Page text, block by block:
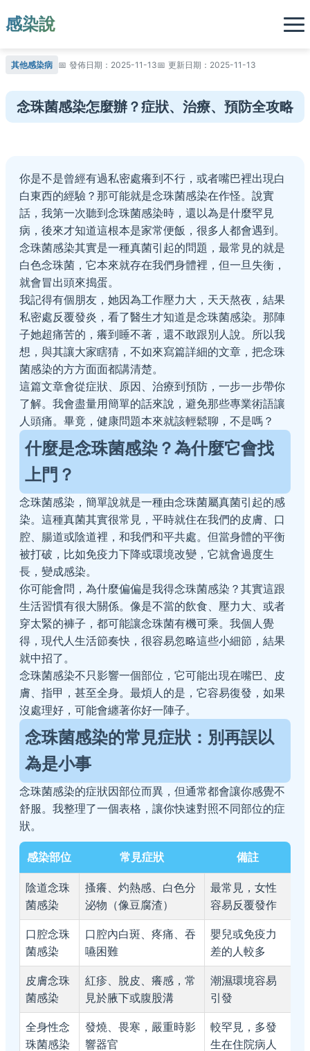
感染說
其他感染病 發佈日期：2025-11-13 更新日期：2025-11-13
念珠菌感染怎麼辦？症狀、治療、預防全攻略
你是不是曾經有過私密處癢到不行，或者嘴巴裡出現白
白東西的經驗？那可能就是念珠菌感染在作怪。說實
話，我第一次聽到念珠菌感染時，還以為是什麼罕見
病，後來才知道這根本是家常便飯，很多人都會遇到。
念珠菌感染其實是一種真菌引起的問題，最常見的就是
白色念珠菌，它本來就存在我們身體裡，但一旦失衡，
就會冒出頭來搗蛋。
我記得有個朋友，她因為工作壓力大，天天熬夜，結果
私密處反覆發炎，看了醫生才知道是念珠菌感染。那陣
子她超痛苦的，癢到睡不著，還不敢跟別人說。所以我
想，與其讓大家瞎猜，不如來寫篇詳細的文章，把念珠
菌感染的方方面面都講清楚。
這篇文章會從症狀、原因、治療到預防，一步一步帶你
了解。我會盡量用簡單的話來說，避免那些專業術語讓
人頭痛。畢竟，健康問題本來就該輕鬆聊，不是嗎？
什麼是念珠菌感染？為什麼它會找
上門？
念珠菌感染，簡單說就是一種由念珠菌屬真菌引起的感
染。這種真菌其實很常見，平時就住在我們的皮膚、口
腔、腸道或陰道裡，和我們和平共處。但當身體的平衡
被打破，比如免疫力下降或環境改變，它就會過度生
長，變成感染。
你可能會問，為什麼偏偏是我得念珠菌感染？其實這跟
生活習慣有很大關係。像是不當的飲食、壓力大、或者
穿太緊的褲子，都可能讓念珠菌有機可乘。我個人覺
得，現代人生活節奏快，很容易忽略這些小細節，結果
就中招了。
念珠菌感染不只影響一個部位，它可能出現在嘴巴、皮
膚、指甲，甚至全身。最煩人的是，它容易復發，如果
沒處理好，可能會纏著你好一陣子。
念珠菌感染的常見症狀：別再誤以
為是小事
念珠菌感染的症狀因部位而異，但通常都會讓你感覺不
舒服。我整理了一個表格，讓你快速對照不同部位的症
狀。
感染部位 常見症狀 備註
陰道念珠
菌感染
搔癢、灼熱感、白色分
泌物（像豆腐渣）
最常見，女性
容易反覆發作
口腔念珠
菌感染
口腔內白斑、疼痛、吞
嚥困難
嬰兒或免疫力
差的人較多
皮膚念珠
菌感染
紅疹、脫皮、癢感，常
見於腋下或腹股溝
潮濕環境容易
引發
全身性念
珠菌感染
發燒、畏寒，嚴重時影
響器官
較罕見，多發
生在住院病人